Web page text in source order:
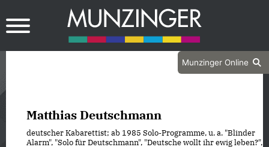
Munzinger Online
Matthias Deutschmann
deutscher Kabarettist; ab 1985 Solo-Programme, u. a. "Blinder
Alarm", "Solo für Deutschmann", "Deutsche wollt ihr ewig leben?",